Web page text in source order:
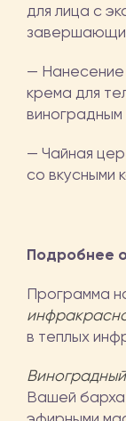
для лица с
—
крема для
— Чайная
со вкусными
Подробнее
Программа
в теплых
Вашей